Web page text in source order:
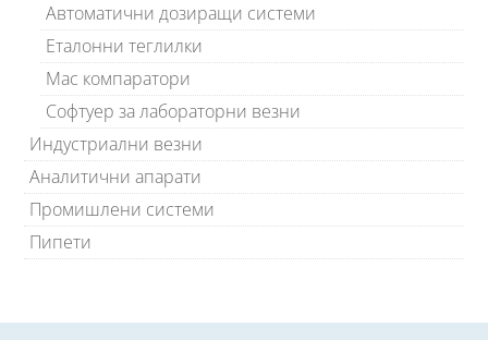
Автоматични дозиращи системи
Еталонни теглилки
Мас компаратори
Софтуер за лабораторни везни
Индустриални везни
Аналитични апарати
Промишлени системи
Пипети